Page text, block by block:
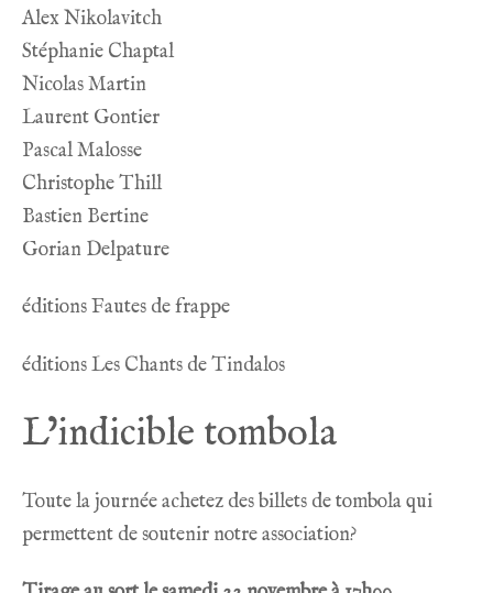
Alex Nikolavitch
Stéphanie Chaptal
Nicolas Martin
Laurent Gontier
Pascal Malosse
Christophe Thill
Bastien Bertine
Gorian Delpature
éditions Fautes de frappe
éditions Les Chants de Tindalos
L’indicible tombola
Toute la journée achetez des billets de tombola qui
permettent de soutenir notre association?